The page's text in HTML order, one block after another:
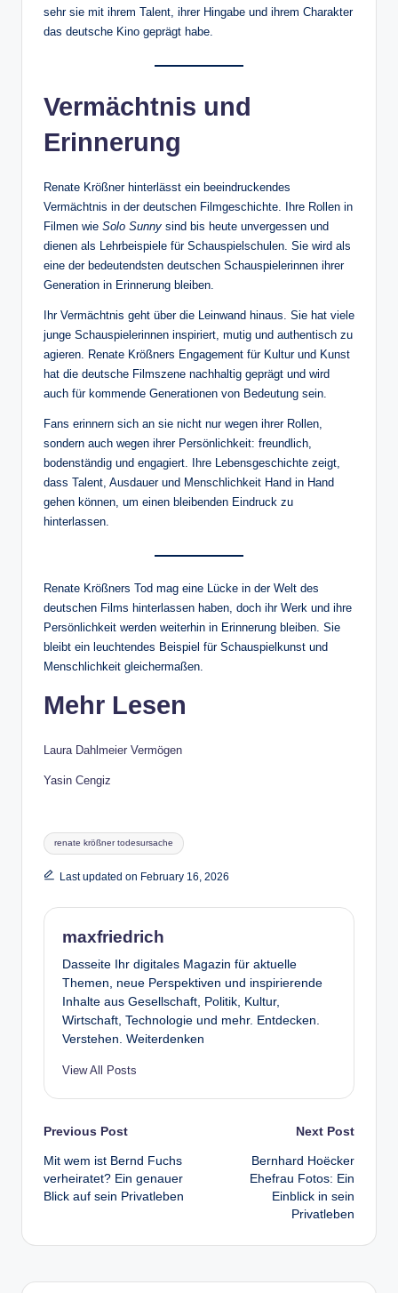
sehr sie mit ihrem Talent, ihrer Hingabe und ihrem Charakter
das deutsche Kino geprägt habe.
Vermächtnis und
Erinnerung
Renate Krößner hinterlässt ein beeindruckendes
Vermächtnis in der deutschen Filmgeschichte. Ihre Rollen in
Filmen wie Solo Sunny sind bis heute unvergessen und
dienen als Lehrbeispiele für Schauspielschulen. Sie wird als
eine der bedeutendsten deutschen Schauspielerinnen ihrer
Generation in Erinnerung bleiben.
Ihr Vermächtnis geht über die Leinwand hinaus. Sie hat viele
junge Schauspielerinnen inspiriert, mutig und authentisch zu
agieren. Renate Krößners Engagement für Kultur und Kunst
hat die deutsche Filmszene nachhaltig geprägt und wird
auch für kommende Generationen von Bedeutung sein.
Fans erinnern sich an sie nicht nur wegen ihrer Rollen,
sondern auch wegen ihrer Persönlichkeit: freundlich,
bodenständig und engagiert. Ihre Lebensgeschichte zeigt,
dass Talent, Ausdauer und Menschlichkeit Hand in Hand
gehen können, um einen bleibenden Eindruck zu
hinterlassen.
Renate Krößners Tod mag eine Lücke in der Welt des
deutschen Films hinterlassen haben, doch ihr Werk und ihre
Persönlichkeit werden weiterhin in Erinnerung bleiben. Sie
bleibt ein leuchtendes Beispiel für Schauspielkunst und
Menschlichkeit gleichermaßen.
Mehr Lesen
Laura Dahlmeier Vermögen
Yasin Cengiz
Tags:
renate krößner todesursache
Last updated on February 16, 2026
maxfriedrich
Dasseite Ihr digitales Magazin für aktuelle
Themen, neue Perspektiven und inspirierende
Inhalte aus Gesellschaft, Politik, Kultur,
Wirtschaft, Technologie und mehr. Entdecken.
Verstehen. Weiterdenken
View All Posts
Post
navigation
Previous Post
Mit wem ist Bernd Fuchs
verheiratet? Ein genauer
Blick auf sein Privatleben
Next Post
Bernhard Hoëcker
Ehefrau Fotos: Ein
Einblick in sein
Privatleben